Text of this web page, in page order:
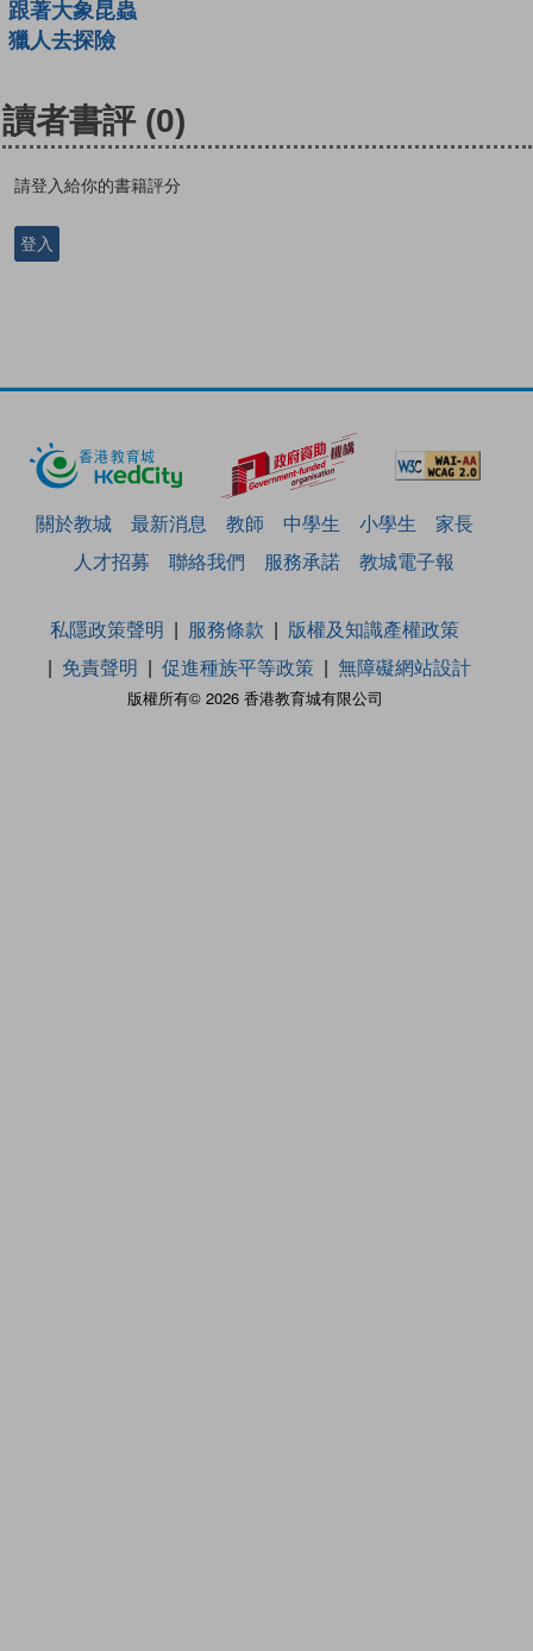
跟著大象昆蟲
獵人去探險
讀者書評 (0)
請登入給你的書籍評分
登入
關於教城 最新消息 教師 中學生 小學生
家長
人才招募
聯絡我們 服務承諾 教城電子報
版權所有© 2026 香港教育城有限公司
私隱政策聲明 服務條款
版權及知識產權政策
免責聲明
促進種族平等政策 無障礙網站設計